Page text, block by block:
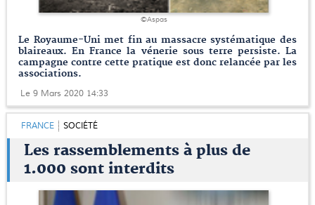
©Aspas
Le Royaume-Uni met fin au massacre systématique des
blaireaux. En France la vénerie sous terre persiste. La
campagne contre cette pratique est donc relancée par les
associations.
Le 9 Mars 2020 14:33
FRANCE SOCIÉTÉ
Les rassemblements à plus de
1.000 sont interdits